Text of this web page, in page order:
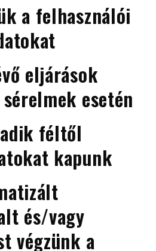
a felhasználói
eljárások
esetén
féltől
kapunk
és/vagy
végzünk a